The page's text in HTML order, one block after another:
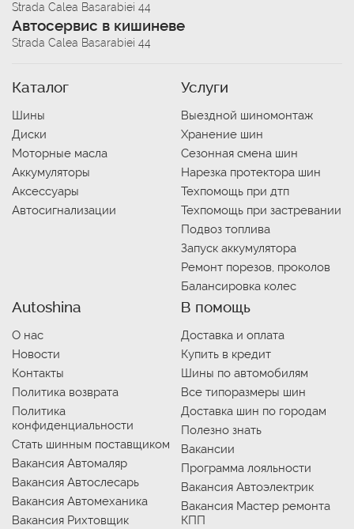
Strada Calea Basarabiei 44
Автосервис в кишиневе
Strada Calea Basarabiei 44
Каталог
Шины
Диски
Моторные масла
Аккумуляторы
Аксессуары
Автосигнализации
Услуги
Выездной шиномонтаж
Хранение шин
Сезонная смена шин
Нарезка протектора шин
Техпомощь при дтп
Техпомощь при застревании
Подвоз топлива
Запуск аккумулятора
Ремонт порезов, проколов
Балансировка колес
Autoshina
О нас
Новости
Контакты
Политика возврата
Политика
конфиденциальности
Стать шинным поставщиком
Вакансия Автомаляр
Вакансия Автослесарь
Вакансия Автомеханика
Вакансия Рихтовщик
В помощь
Доставка и оплата
Купить в кредит
Шины по автомобилям
Все типоразмеры шин
Доставка шин по городам
Полезно знать
Вакансии
Программа лояльности
Вакансия Автоэлектрик
Вакансия Мастер ремонта
КПП